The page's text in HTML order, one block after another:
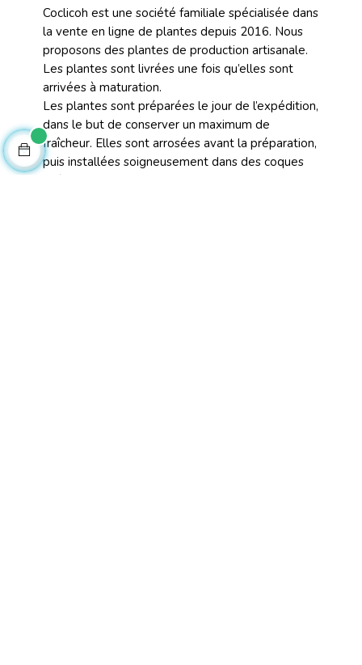
Coclicoh est une société familiale spécialisée dans
la vente en ligne de plantes depuis 2016. Nous
proposons des plantes de production artisanale.
Les plantes sont livrées une fois qu’elles sont
arrivées à maturation.
Les plantes sont préparées le jour de l’expédition,
dans le but de conserver un maximum de
fraîcheur. Elles sont arrosées avant la préparation,
puis installées soigneusement dans des coques
spécifiques pour le transport des plantes.